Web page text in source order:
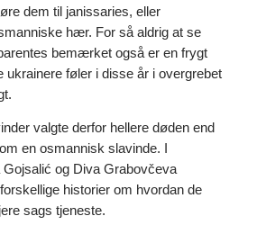
dem til janissaries, eller
hær. For så aldrig at se
bemærket også er en frygt
ukrainere føler i disse år i overgrebet
valgte derfor hellere døden end
en osmannisk slavinde. I
Gojsalić og Diva Grabovčeva
historier om hvordan de
sags tjeneste.